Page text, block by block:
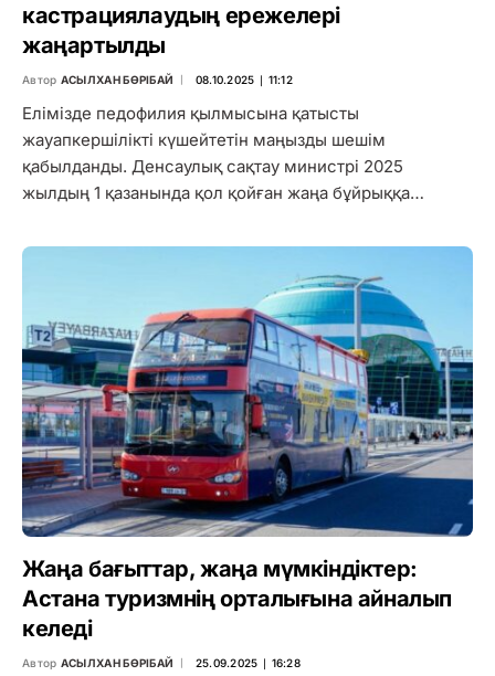
кастрациялаудың ережелері
жаңартылды
Автор АСЫЛХАН БӨРІБАЙ 08.10.2025 ∣ 11:12
Елімізде педофилия қылмысына қатысты
жауапкершілікті күшейтетін маңызды шешім
қабылданды. Денсаулық сақтау министрі 2025
жылдың 1 қазанында қол қойған жаңа бұйрыққа…
Жаңа бағыттар, жаңа мүмкіндіктер:
Астана туризмнің орталығына айналып
келеді
Автор АСЫЛХАН БӨРІБАЙ 25.09.2025 ∣ 16:28